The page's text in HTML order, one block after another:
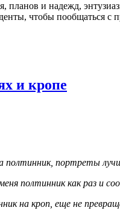
планов и надежд,
чтобы пообщаться
и кропе
полтинник, портреты
полтинник как раз и
на кроп, еще не